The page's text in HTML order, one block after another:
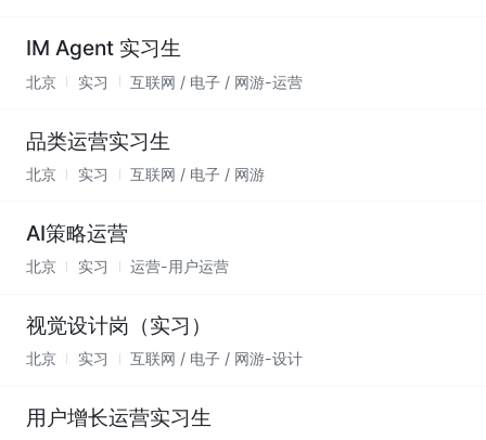
IM Agent 实习生
北京 实习 互联网 / 电子 / 网游-运营
品类运营实习生
北京 实习 互联网 / 电子 / 网游
AI策略运营
北京 实习 运营-用户运营
视觉设计岗（实习）
北京 实习 互联网 / 电子 / 网游-设计
用户增长运营实习生